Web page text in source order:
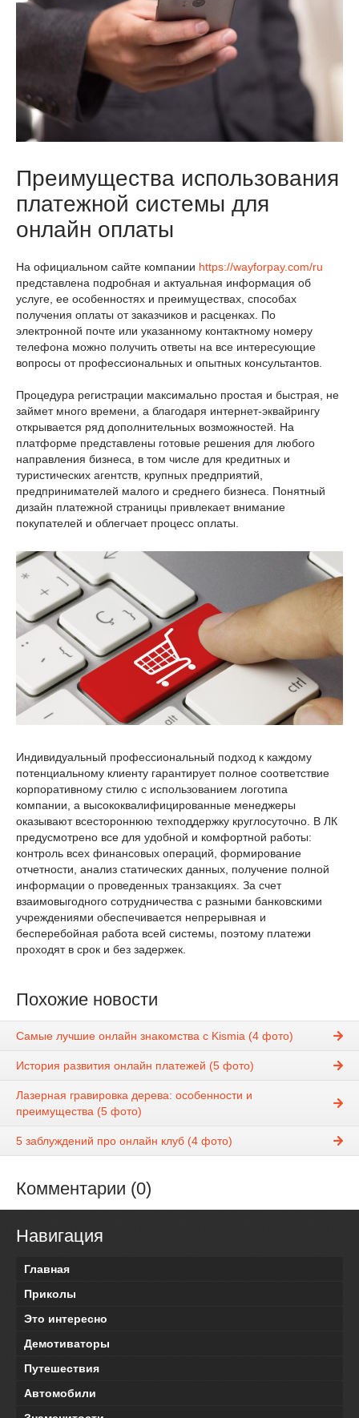
Преимущества использования
платежной системы для
онлайн оплаты
На официальном сайте компании https://wayforpay.com/ru
представлена подробная и актуальная информация об
услуге, ее особенностях и преимуществах, способах
получения оплаты от заказчиков и расценках. По
электронной почте или указанному контактному номеру
телефона можно получить ответы на все интересующие
вопросы от профессиональных и опытных консультантов.
Процедура регистрации максимально простая и быстрая, не
займет много времени, а благодаря интернет-эквайрингу
открывается ряд дополнительных возможностей. На
платформе представлены готовые решения для любого
направления бизнеса, в том числе для кредитных и
туристических агентств, крупных предприятий,
предпринимателей малого и среднего бизнеса. Понятный
дизайн платежной страницы привлекает внимание
покупателей и облегчает процесс оплаты.
Индивидуальный профессиональный подход к каждому
потенциальному клиенту гарантирует полное соответствие
корпоративному стилю с использованием логотипа
компании, а высококвалифицированные менеджеры
оказывают всестороннюю техподдержку круглосуточно. В ЛК
предусмотрено все для удобной и комфортной работы:
контроль всех финансовых операций, формирование
отчетности, анализ статических данных, получение полной
информации о проведенных транзакциях. За счет
взаимовыгодного сотрудничества с разными банковскими
учреждениями обеспечивается непрерывная и
бесперебойная работа всей системы, поэтому платежи
проходят в срок и без задержек.
Похожие новости
Самые лучшие онлайн знакомства с Kismia (4 фото)
История развития онлайн платежей (5 фото)
Лазерная гравировка дерева: особенности и
преимущества (5 фото)
5 заблуждений про онлайн клуб (4 фото)
Комментарии (0)
Навигация
Главная
Приколы
Это интересно
Демотиваторы
Путешествия
Автомобили